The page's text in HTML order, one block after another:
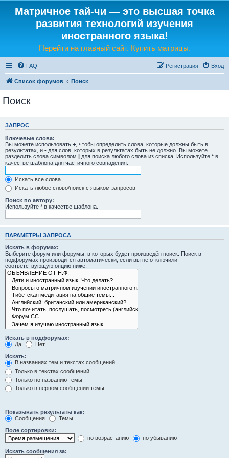
Матричное тай-чи — это высшая точка
развития технологий изучения
иностранного языка!
Перейти на главный сайт. Купить матрицы.
FAQ Вход
Регистрация
Список форумов Поиск
Поиск
ЗАПРОС
Ключевые слова:
Вы можете использовать + , чтобы определить слова, которые должны быть в
результатах, и - для слов, которых в результатах быть не должно. Вы можете
разделить слова символом | для поиска любого слова из списка. Используйте * в
качестве шаблона для частичного совпадения.
Искать все слова
Искать любое слово/поиск с языком запросов
Поиск по автору:
Используйте * в качестве шаблона.
ПАРАМЕТРЫ ЗАПРОСА
Искать в форумах:
Выберите форум или форумы, в которых будет произведён поиск. Поиск в
подфорумах производится автоматически, если вы не отключили
соответствующую опцию ниже.
Искать в подфорумах:
Да
Нет
Искать:
В названиях тем и текстах сообщений
Только в текстах сообщений
Только по названию темы
Только в первом сообщении темы
Показывать результаты как:
Сообщения
Темы
Поле сортировки:
по возрастанию
по убыванию
Искать сообщения за: